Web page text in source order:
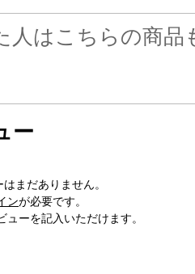
人はこちらの商品
ー
まだありません。
ンが必要です。
ューを記入いただけます。